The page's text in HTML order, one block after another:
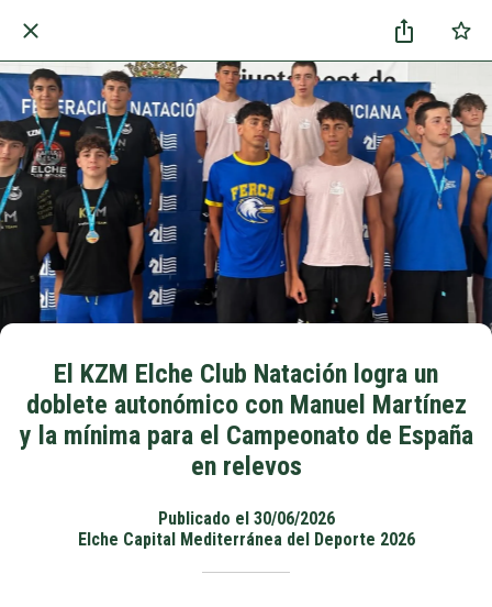
El KZM Elche Club Natación logra un
doblete autonómico con Manuel Martínez
y la mínima para el Campeonato de España
en relevos
Publicado el 30/06/2026
Elche Capital Mediterránea del Deporte 2026